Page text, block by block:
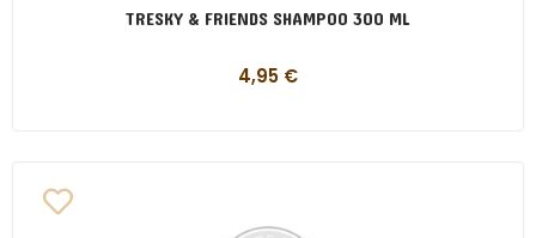
TRESKY & FRIENDS SHAMPOO 300 ML
4,95 €